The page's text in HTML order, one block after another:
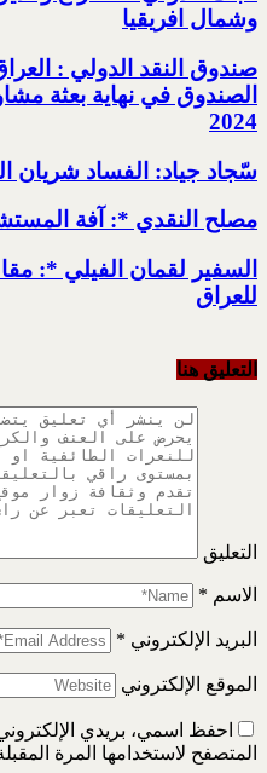
وشمال افريقيا
صندوق النقد الدولي :
الصندوق في نهاية بعثة
2024
سّجاد جياد: الفساد شريان
مصلح النقدي *: آفة
السفير لقمان الفيلي *:
للعراق
التعليق هنا
التعليق
الاسم *
البريد الإلكتروني *
الموقع الإلكتروني
احفظ اسمي، بريدي
المتصفح لاستخدامها المرة